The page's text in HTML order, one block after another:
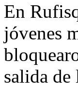
En
jóvenes
salida de